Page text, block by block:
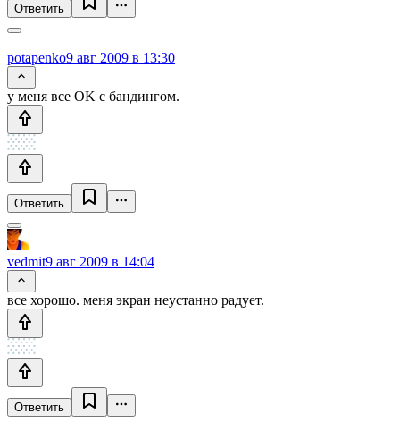
Ответить
potapenko9 авг 2009 в 13:30
у меня все OK с бандингом.
Ответить
vedmit9 авг 2009 в 14:04
все хорошо. меня экран неустанно радует.
Ответить